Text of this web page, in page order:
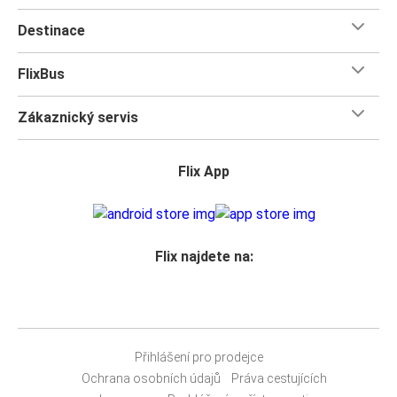
Destinace
FlixBus
Zákaznický servis
Flix App
Flix najdete na:
Přihlášení pro prodejce
Ochrana osobních údajů
Práva cestujících